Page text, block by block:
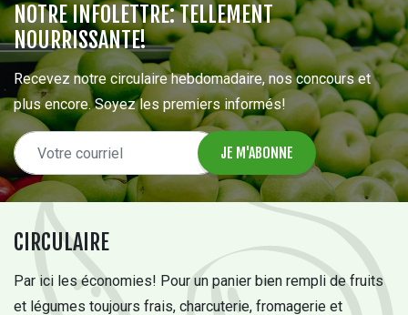
CIRCULAIRE
Par ici les économies! Pour un panier bien rempli de fruits
et légumes toujours frais, charcuterie, fromagerie et
NOTRE INFOLETTRE: TELLEMENT
NOURRISSANTE!
Recevez notre circulaire hebdomadaire, nos concours et
plus encore. Soyez les premiers informés!